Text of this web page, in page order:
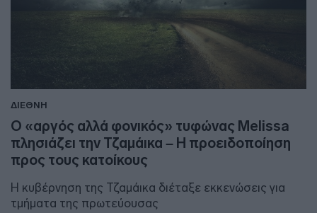
ΔΙΕΘΝΗ
Ο «αργός αλλά φονικός» τυφώνας Melissa
πλησιάζει την Τζαμάικα – Η προειδοποίηση
προς τους κατοίκους
Η κυβέρνηση της Τζαμάικα διέταξε εκκενώσεις για
τμήματα της πρωτεύουσας